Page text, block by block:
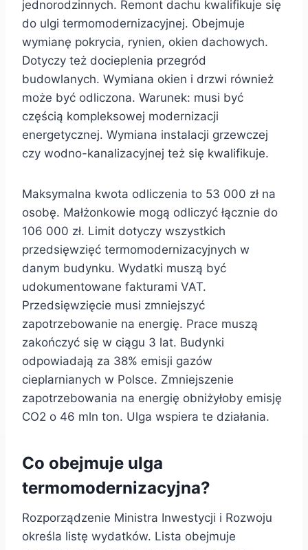
jednorodzinnych. Remont dachu kwalifikuje się
do ulgi termomodernizacyjnej. Obejmuje
wymianę pokrycia, rynien, okien dachowych.
Dotyczy też docieplenia przegród
budowlanych. Wymiana okien i drzwi również
może być odliczona. Warunek: musi być
częścią kompleksowej modernizacji
energetycznej. Wymiana instalacji grzewczej
czy wodno-kanalizacyjnej też się kwalifikuje.
Maksymalna kwota odliczenia to 53 000 zł na
osobę. Małżonkowie mogą odliczyć łącznie do
106 000 zł. Limit dotyczy wszystkich
przedsięwzięć termomodernizacyjnych w
danym budynku. Wydatki muszą być
udokumentowane fakturami VAT.
Przedsięwzięcie musi zmniejszyć
zapotrzebowanie na energię. Prace muszą
zakończyć się w ciągu 3 lat. Budynki
odpowiadają za 38% emisji gazów
cieplarnianych w Polsce. Zmniejszenie
zapotrzebowania na energię obniżyłoby emisję
CO2 o 46 mln ton. Ulga wspiera te działania.
Co obejmuje ulga
termomodernizacyjna?
Rozporządzenie Ministra Inwestycji i Rozwoju
określa listę wydatków. Lista obejmuje